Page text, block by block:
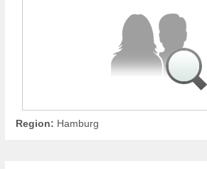
Region: Hamburg